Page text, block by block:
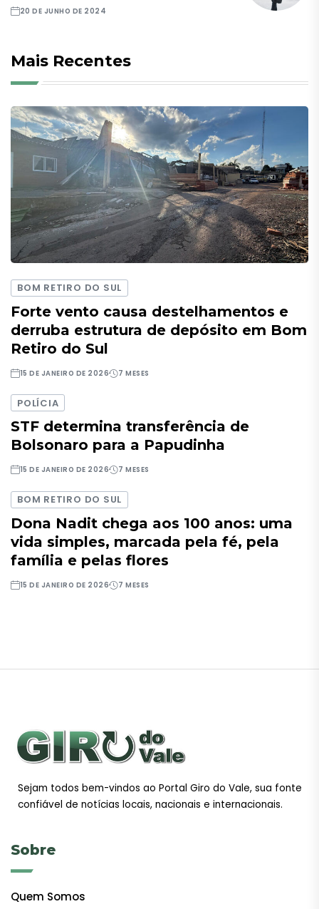
20 DE JUNHO DE 2024
Mais Recentes
BOM RETIRO DO SUL
Forte vento causa destelhamentos e
derruba estrutura de depósito em Bom
Retiro do Sul
15 DE JANEIRO DE 2026 7 MESES
POLÍCIA
STF determina transferência de
Bolsonaro para a Papudinha
15 DE JANEIRO DE 2026 7 MESES
BOM RETIRO DO SUL
Dona Nadit chega aos 100 anos: uma
vida simples, marcada pela fé, pela
família e pelas flores
15 DE JANEIRO DE 2026 7 MESES
Sejam todos bem-vindos ao Portal Giro do Vale, sua fonte
confiável de notícias locais, nacionais e internacionais.
Sobre
Quem Somos